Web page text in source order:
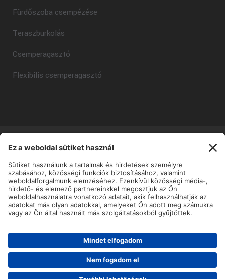
Fürdőszoba csempézése
Teraszburkolás
Csemperagasztó
Flexibilis csemperagasztó
Copyright © Mapei Kft - 2025